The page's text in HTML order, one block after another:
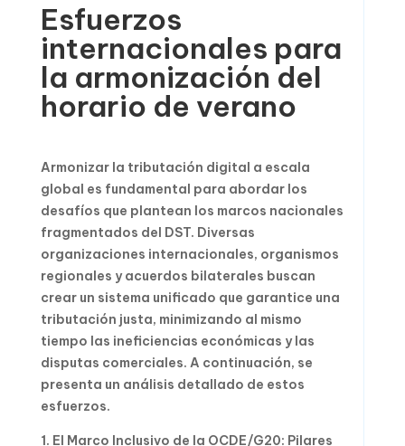
Esfuerzos
internacionales para
la armonización del
horario de verano
Armonizar la tributación digital a escala
global es fundamental para abordar los
desafíos que plantean los marcos nacionales
fragmentados del DST. Diversas
organizaciones internacionales, organismos
regionales y acuerdos bilaterales buscan
crear un sistema unificado que garantice una
tributación justa, minimizando al mismo
tiempo las ineficiencias económicas y las
disputas comerciales. A continuación, se
presenta un análisis detallado de estos
esfuerzos.
1. El Marco Inclusivo de la OCDE/G20: Pilares